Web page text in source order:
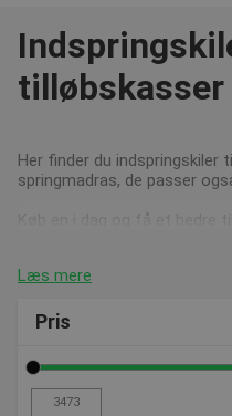
Her finder du indspringskiler
springmadras, de passer
Læs mere
Pris